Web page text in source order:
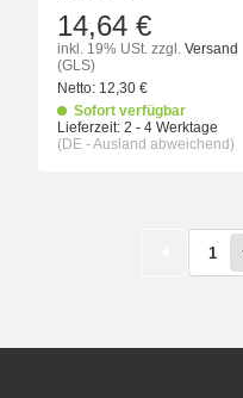
14,64 €
inkl. 19% USt. zzgl. Versand
(GLS)
Netto: 12,30 €
Sofort verfügbar
Lieferzeit: 2 - 4 Werktage
(DE - Ausland abweichend)
1